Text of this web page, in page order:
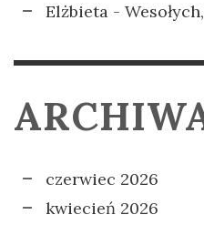
Elżbieta -
czerwiec 2026
kwiecień 2026